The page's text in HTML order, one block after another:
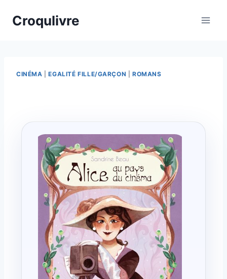
Croqulivre
CINÉMA |EGALITÉ FILLE/GARÇON |ROMANS